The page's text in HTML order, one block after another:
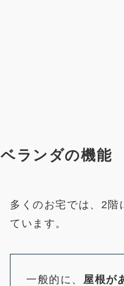
ベランダの機能
多くのお宅では、2階
ています。
一般的に、 屋根が